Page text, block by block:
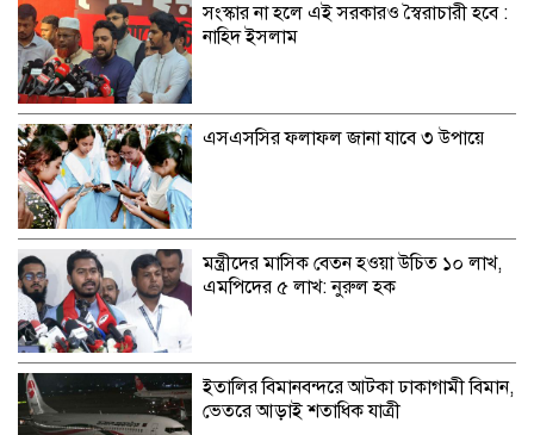
সংস্কার না হলে এই সরকারও স্বৈরাচারী হবে :
নাহিদ ইসলাম
এসএসসির ফলাফল জানা যাবে ৩ উপায়ে
মন্ত্রীদের মাসিক বেতন হওয়া উচিত ১০ লাখ,
এমপিদের ৫ লাখ: নুরুল হক
ইতালির বিমানবন্দরে আটকা ঢাকাগামী বিমান,
ভেতরে আড়াই শতাধিক যাত্রী